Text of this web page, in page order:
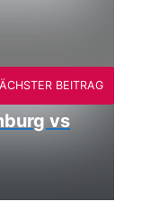
vs
BEITRAG